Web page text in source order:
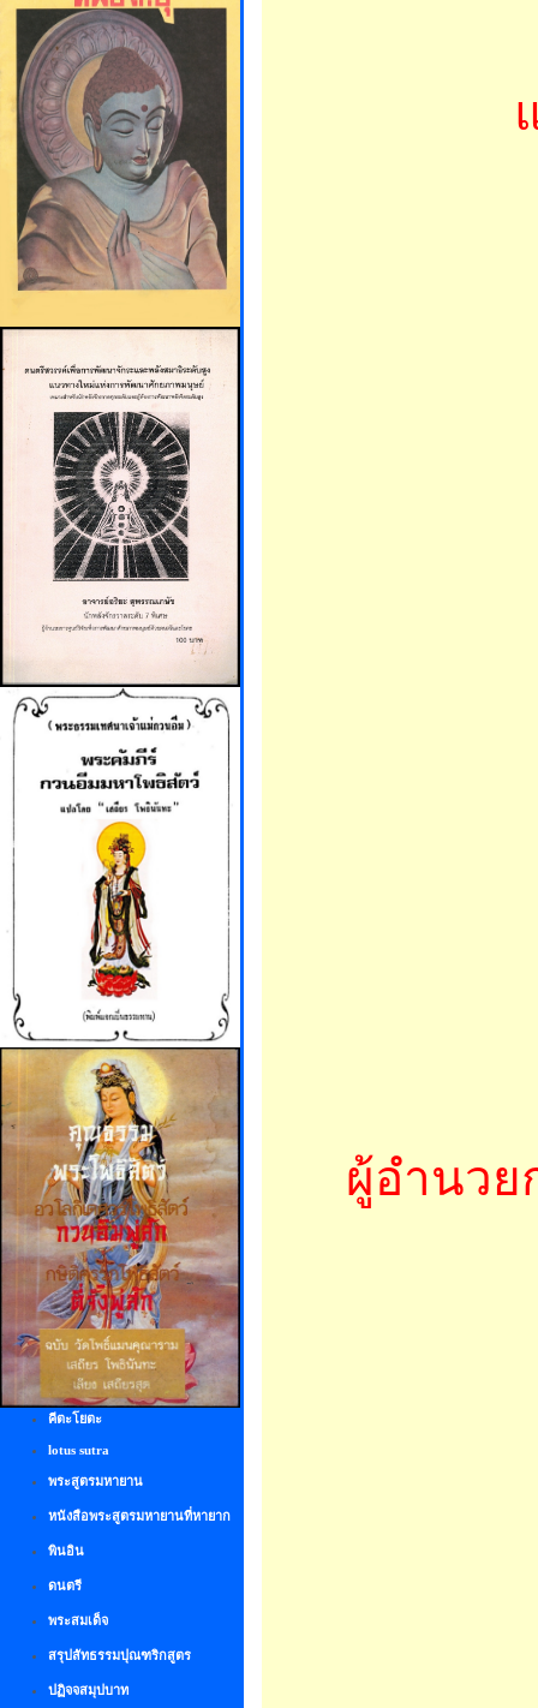
คีตะโยตะ
lotus sutra
พระสูตรมหายาน
หนังสือพระสูตรมหายานที่หายาก
พินอิน
ดนตรี
พระสมเด็จ
สรุปสัทธรรมปุณฑริกสูตร
ปฏิจจสมุปบาท
ผู้อำนวย